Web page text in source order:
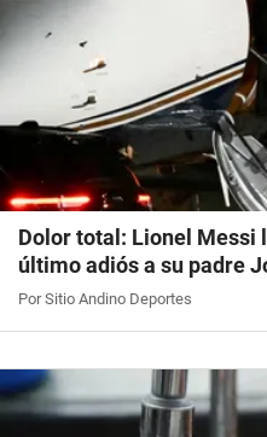
Dolor total: Lionel Messi
último adiós a su padre
Por Sitio Andino Deportes